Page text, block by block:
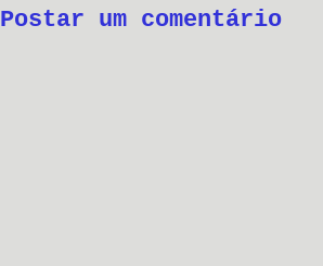
Postar um comentário